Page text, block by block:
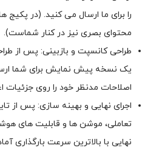
محتوای بصری نیز در کنار شماست).
طراحی کانسپت و بازبینی: پس از
یک نسخه پیش نمایش برای شما
اصلاحات مدنظر خود را روی جزئیات
اجرای نهایی و بهینه سازی: پس از
تعاملی، موشن ها و قابلیت های
نهایی با بالاترین سرعت بارگذاری